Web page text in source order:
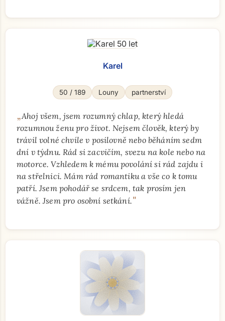
Karel
50 / 189 Louny partnerství
„Ahoj všem, jsem rozumný chlap, který hledá
rozumnou ženu pro život. Nejsem člověk, který by
trávil volné chvíle v posilovně nebo běháním sedm
dní v týdnu. Rád si zacvičím, svezu na kole nebo na
motorce. Vzhledem k mému povolání si rád zajdu i
na střelnici. Mám rád romantiku a vše co k tomu
patří. Jsem pohodář se srdcem, tak prosím jen
vážně. Jsem pro osobní setkání."